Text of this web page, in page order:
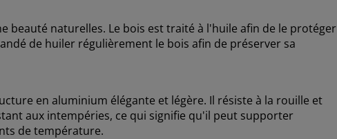
beauté naturelles. Le bois est traité à l'huile afin de le protéger
de huiler régulièrement le bois afin de préserver sa
en aluminium élégante et légère. Il résiste à la rouille et
aux intempéries, ce qui signifie qu'il peut supporter
de température.